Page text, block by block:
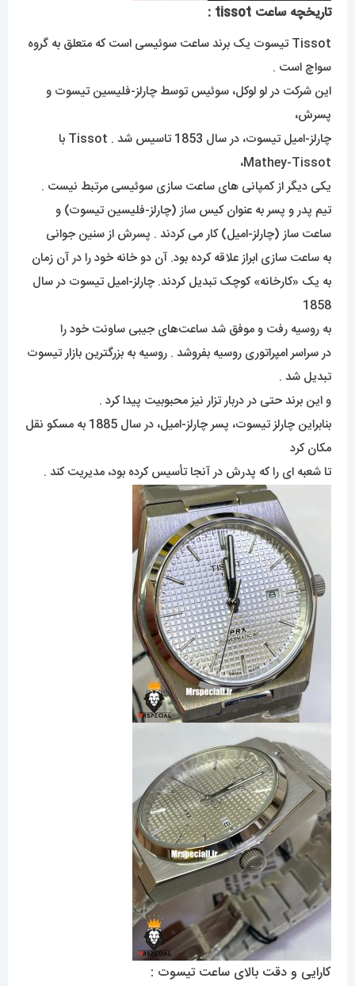
تاریخچه ساعت tissot :
Tissot تیسوت یک برند ساعت سوئیسی است که متعلق به گروه
سواچ است .
این شرکت در لو لوکل، سوئیس توسط چارلز-فلیسین تیسوت و
پسرش،
چارلز-امیل تیسوت، در سال 1853 تاسیس شد . Tissot با
Mathey-Tissot،
یکی دیگر از کمپانی های ساعت سازی سوئیسی مرتبط نیست .
تیم پدر و پسر به عنوان کیس ساز (چارلز-فلیسین تیسوت) و
ساعت ساز (چارلز-امیل) کار می کردند . پسرش از سنین جوانی
به ساعت سازی ابراز علاقه کرده بود. آن دو خانه خود را در آن زمان
به یک «کارخانه» کوچک تبدیل کردند. چارلز-امیل تیسوت در سال
1858
به روسیه رفت و موفق شد ساعت‌های جیبی ساونت خود را
در سراسر امپراتوری روسیه بفروشد . روسیه به بزرگترین بازار تیسوت
تبدیل شد .
و این برند حتی در دربار تزار نیز محبوبیت پیدا کرد .
بنابراین چارلز تیسوت، پسر چارلز-امیل، در سال 1885 به مسکو نقل
مکان کرد
تا شعبه ای را که پدرش در آنجا تأسیس کرده بود، مدیریت کند .
کارایی و دقت بالای ساعت تیسوت :